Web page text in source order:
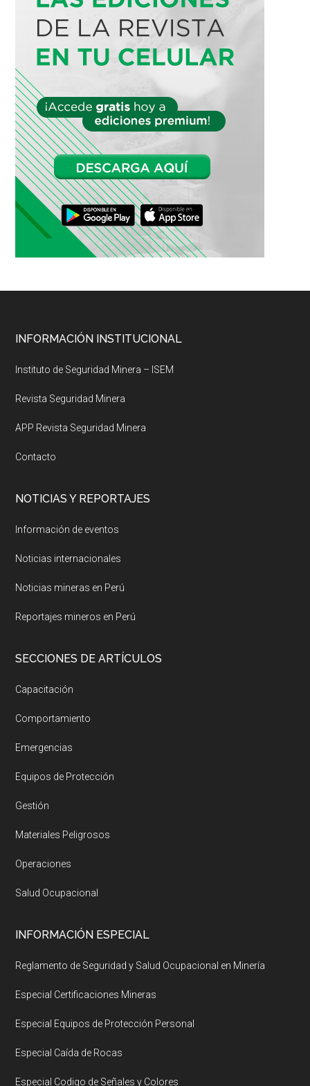
Footer
INFORMACIÓN INSTITUCIONAL
Instituto de Seguridad Minera – ISEM
Revista Seguridad Minera
APP Revista Seguridad Minera
Contacto
NOTICIAS Y REPORTAJES
Información de eventos
Noticias internacionales
Noticias mineras en Perú
Reportajes mineros en Perú
SECCIONES DE ARTÍCULOS
Capacitación
Comportamiento
Emergencias
Equipos de Protección
Gestión
Materiales Peligrosos
Operaciones
Salud Ocupacional
INFORMACIÓN ESPECIAL
Reglamento de Seguridad y Salud Ocupacional en Minería
Especial Certificaciones Mineras
Especial Equipos de Protección Personal
Especial Caída de Rocas
Especial Codigo de Señales y Colores